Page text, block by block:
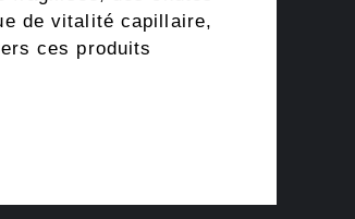
de vitalité capillaire,
ces produits